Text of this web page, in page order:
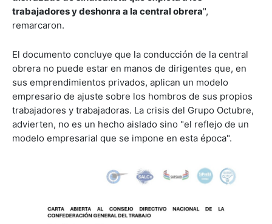
trabajadores y deshonra a la central obrera",
remarcaron.
El documento concluye que la conducción de la central
obrera no puede estar en manos de dirigentes que, en
sus emprendimientos privados, aplican un modelo
empresario de ajuste sobre los hombros de sus propios
trabajadores y trabajadoras. La crisis del Grupo Octubre,
advierten, no es un hecho aislado sino "el reflejo de un
modelo empresarial que se impone en esta época".